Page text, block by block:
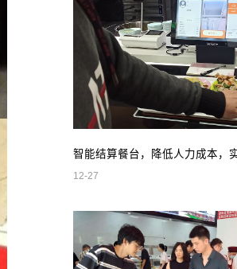
智能结算餐台，降低人力成本，
12-27